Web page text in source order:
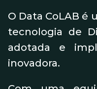
O Data CoLAB é
tecnologia de
adotada e
inovadora.